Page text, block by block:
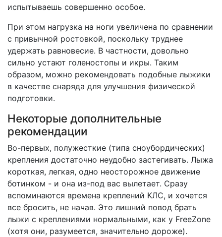
испытываешь совершенно особое.
При этом нагрузка на ноги увеличена по сравнении
с привычной ростовкой, поскольку труднее
удержать равновесие. В частности, довольно
сильно устают голеностопы и икры. Таким
образом, можно рекомендовать подобные лыжики
в качестве снаряда для улучшения физической
подготовки.
Некоторые дополнительные
рекомендации
Во-первых, полужесткие (типа сноубордических)
крепления достаточно неудобно застегивать. Лыжа
короткая, легкая, одно неосторожное движение
ботинком - и она из-под вас вылетает. Сразу
вспоминаются времена креплений КЛС, и хочется
все бросить, не начав. Это лишний повод брать
лыжи с креплениями нормальными, как у FreeZone
(хотя они, разумеется, значительно дороже).